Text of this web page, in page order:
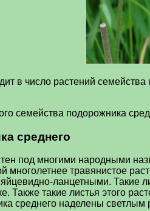
в число растений
семейства подорожника
среднего
под многими народными
многолетнее травянистое
ланцетными. Такие
Также такие листья этого
среднего наделены светлым